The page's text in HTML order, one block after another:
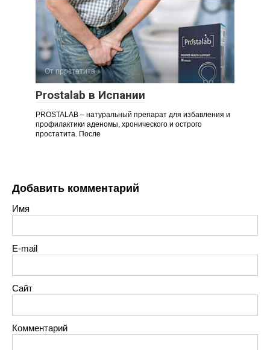
От простатита
Prostalab в Испании
PROSTALAB – натуральный препарат для избавления и
профилактики аденомы, хронического и острого
простатита. После
Добавить комментарий
Имя
E-mail
Сайт
Комментарий